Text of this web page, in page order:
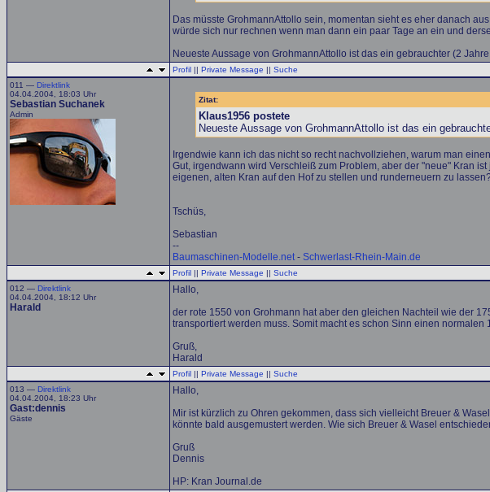
Das müsste GrohmannAttollo sein, momentan sieht es eher danach
würde sich nur rechnen wenn man dann ein paar Tage an ein und
Neueste Aussage von GrohmannAttollo ist das ein gebrauchter (2
Profil || Private Message || Suche
011 — Direktlink
04.04.2004, 18:03 Uhr
Sebastian Suchanek
Admin
Zitat:
Klaus1956 postete
Neueste Aussage von GrohmannAttollo ist das ein
Irgendwie kann ich das nicht so recht nachvollziehen, warum man
Gut, irgendwann wird Verschleiß zum Problem, aber der "neue" Kran
eigenen, alten Kran auf den Hof zu stellen und runderneuern zu
Tschüs,
Sebastian
--
Baumaschinen-Modelle.net- Schwerlast-Rhein-Main.de
Profil || Private Message || Suche
012 — Direktlink
04.04.2004, 18:12 Uhr
Harald
Hallo,
der rote 1550 von Grohmann hat aber den gleichen Nachteil wie der
transportiert werden muss. Somit macht es schon Sinn einen
Gruß,
Harald
Profil || Private Message || Suche
013 — Direktlink
04.04.2004, 18:23 Uhr
Gast:dennis
Gäste
Hallo,
Mir ist kürzlich zu Ohren gekommen, dass sich vielleicht Breuer &
könnte bald ausgemustert werden. Wie sich Breuer & Wasel
Gruß
Dennis
HP: Kran Journal.de